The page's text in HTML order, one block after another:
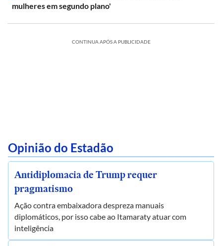
mulheres em segundo plano'
CONTINUA APÓS A PUBLICIDADE
Opinião do Estadão
Antidiplomacia de Trump requer
pragmatismo
Ação contra embaixadora despreza manuais
diplomáticos, por isso cabe ao Itamaraty atuar com
inteligência